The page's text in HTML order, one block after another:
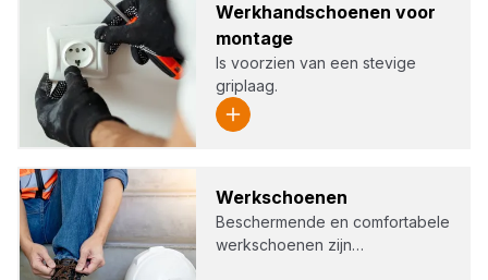
Werk­hand­schoe­nen voor
mon­ta­ge
Is voorzien van een stevige
griplaag.
Werk­schoe­nen
Beschermende en comfortabele
werkschoenen zijn…